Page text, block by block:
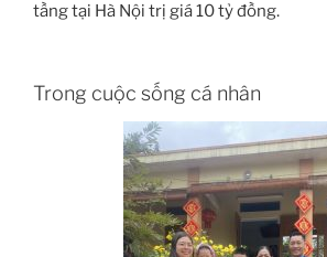
tầng tại Hà Nội trị giá 10 tỷ đồng.
Trong cuộc sống cá nhân